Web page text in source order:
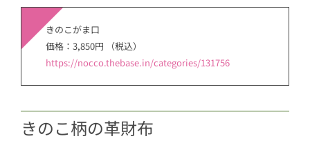
きのこがま口
価格：3,850円 （税込）
https://nocco.thebase.in/categories/131756
きのこ柄の革財布